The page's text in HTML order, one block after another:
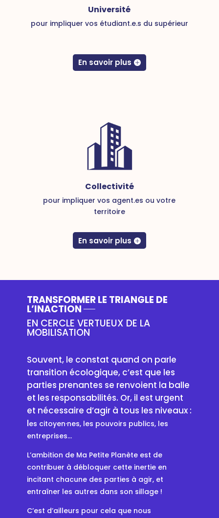
Université
pour impliquer vos étudiant.e.s du supérieur
En savoir plus
Collectivité
pour impliquer vos agent.es ou votre
territoire
En savoir plus
TRANSFORMER LE TRIANGLE DE
L’INACTION
EN CERCLE VERTUEUX DE LA
MOBILISATION
Souvent, le constat quand on parle
transition écologique, c’est que les
parties prenantes se renvoient la balle
et les responsabilités. Or, il est urgent
et nécessaire d’agir à tous les niveaux :
les citoyen·nes, les pouvoirs publics, les
entreprises…
L’ambition de Ma Petite Planète est de
contribuer à débloquer cette inertie en
incitant chacune des parties à agir, et
entraîner les autres dans son sillage !
C’est d’ailleurs pour cela que nous